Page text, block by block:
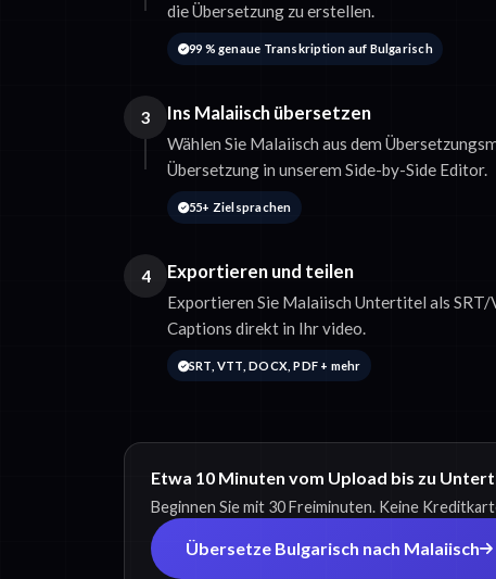
die Übersetzung zu erstellen.
99 % genaue Transkription auf Bulgarisch
3 Ins Malaiisch übersetzen
Wählen Sie Malaiisch aus dem
Übersetzung in unserem Side-by-Side Editor.
55+ Zielsprachen
4 Exportieren und teilen
Exportieren Sie Malaiisch Untertitel als SRT/
Captions direkt in Ihr video.
SRT, VTT, DOCX, PDF + mehr
Etwa 10 Minuten vom Upload bis zu
Beginnen Sie mit 30 Freiminuten. Keine
Übersetze Bulgarisch nach Malaiisch